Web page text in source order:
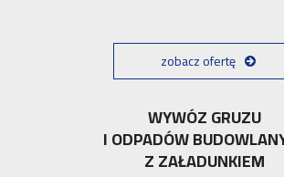
zobacz ofertę
WYWÓZ GRUZU
I ODPADÓW
Z ZAŁADUNKIEM